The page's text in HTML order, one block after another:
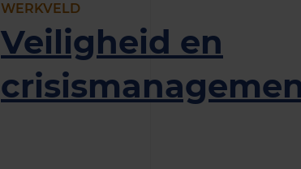
WERKVELD
Veiligheid en